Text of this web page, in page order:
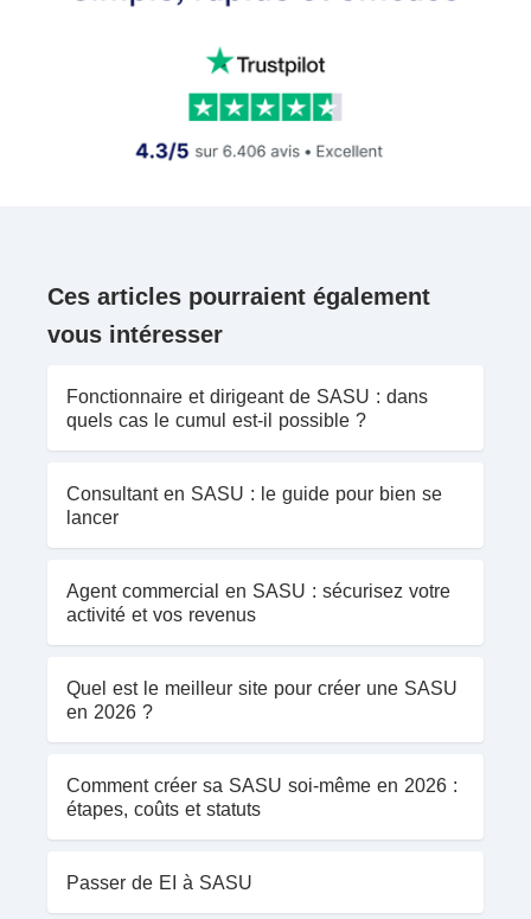
Ces articles pourraient également
vous intéresser
Fonctionnaire et dirigeant de SASU : dans
quels cas le cumul est-il possible ?
Consultant en SASU : le guide pour bien se
lancer
Agent commercial en SASU : sécurisez votre
activité et vos revenus
Quel est le meilleur site pour créer une SASU
en 2026 ?
Comment créer sa SASU soi-même en 2026 :
étapes, coûts et statuts
Passer de EI à SASU